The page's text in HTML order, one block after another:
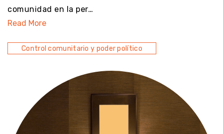
comunidad en la per…
Read More
Control comunitario y poder político